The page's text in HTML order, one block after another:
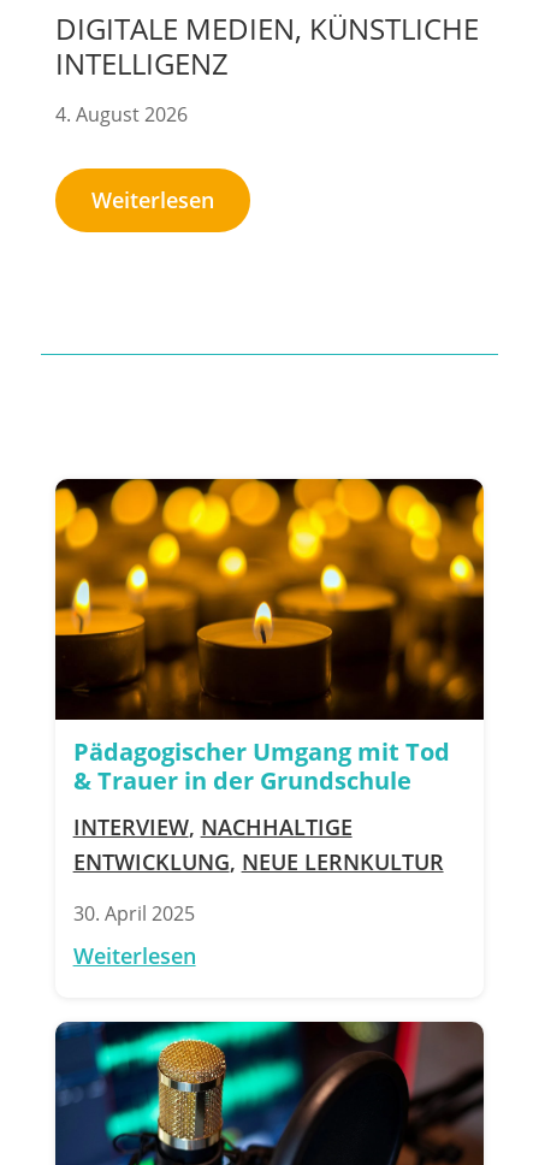
DIGITALE MEDIEN, KÜNSTLICHE
INTELLIGENZ
4. August 2026
Weiterlesen
Pädagogischer Umgang mit Tod
& Trauer in der Grundschule
INTERVIEW, NACHHALTIGE
ENTWICKLUNG, NEUE LERNKULTUR
30. April 2025
Weiterlesen